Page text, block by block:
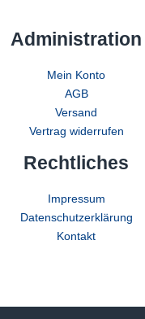
Administration
Mein Konto
AGB
Versand
Vertrag widerrufen
Rechtliches
Impressum
Datenschutzerklärung
Kontakt